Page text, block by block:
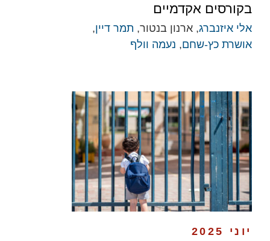
בקורסים אקדמיים
אלי איזנברג, ארנון בנטור, תמר דיין,
אושרת כץ-שחם, נעמה וולף
יוני 2025